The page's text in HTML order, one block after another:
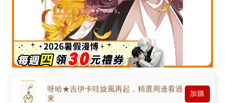
呀哈★吉伊卡哇旋風再起，精選周邊看過
來
加購